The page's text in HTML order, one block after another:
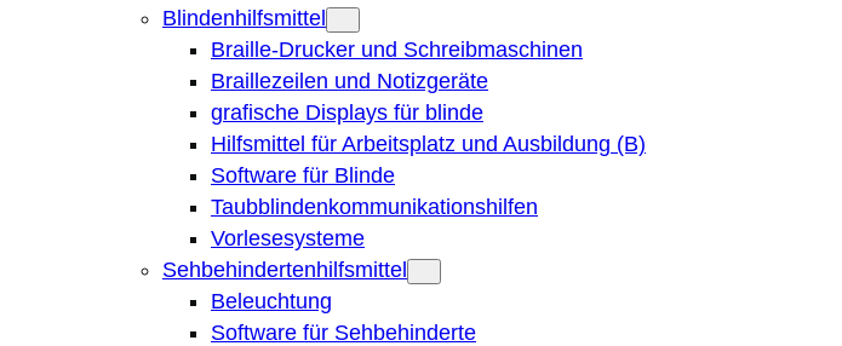
Blindenhilfsmittel
Braille-Drucker und Schreibmaschinen
Braillezeilen und Notizgeräte
grafische Displays für blinde
Hilfsmittel für Arbeitsplatz und Ausbildung (B)
Software für Blinde
Taubblindenkommunikationshilfen
Vorlesesysteme
Sehbehindertenhilfsmittel
Beleuchtung
Software für Sehbehinderte